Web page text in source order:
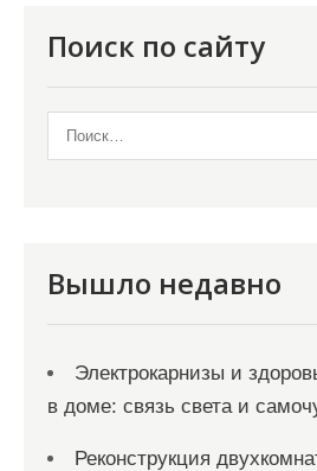
Поиск по сайту
Вышло недавно
Электрокарнизы и
в доме: связь света и
Реконструкция